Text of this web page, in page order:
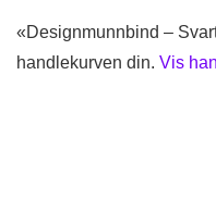
«Designmunnbind –
handlekurven din. Vis